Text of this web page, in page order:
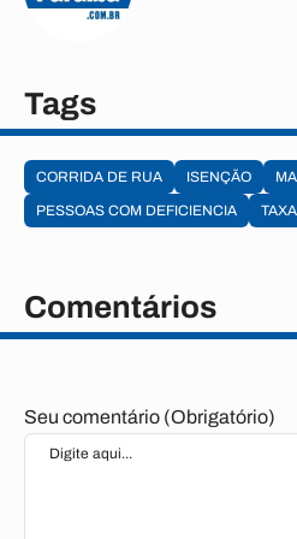
Tags
CORRIDA DE RUA ISENÇÃO
PESSOAS COM DEFICIENCIA
Comentários
Seu comentário (Obrigatório)